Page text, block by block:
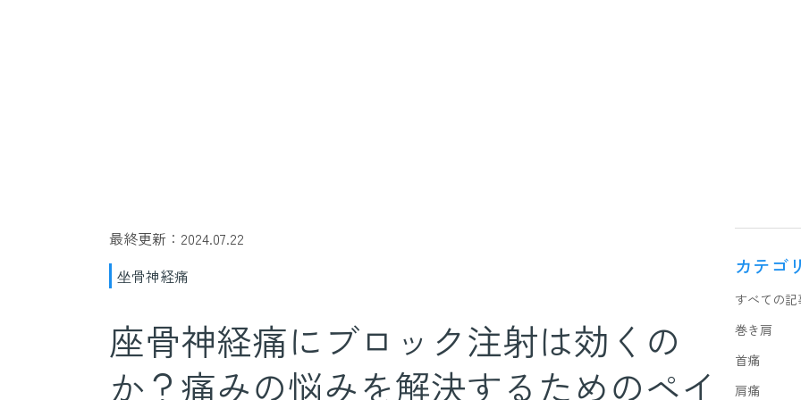
最終更新：2024.07.22
坐骨神経痛
座骨神経痛にブロック注射は効くの
か？痛みの悩みを解決するためのペイ
カテゴ
すべての記
巻き肩
首痛
肩痛